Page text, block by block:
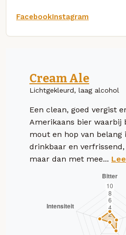
FacebookInstagram
Cream Ale
Lichtgekleurd, laag alcohol
Een clean, goed vergist
Amerikaans bier waarbij
mout en hop van belang
drinkbaar en
maar dan met mee...